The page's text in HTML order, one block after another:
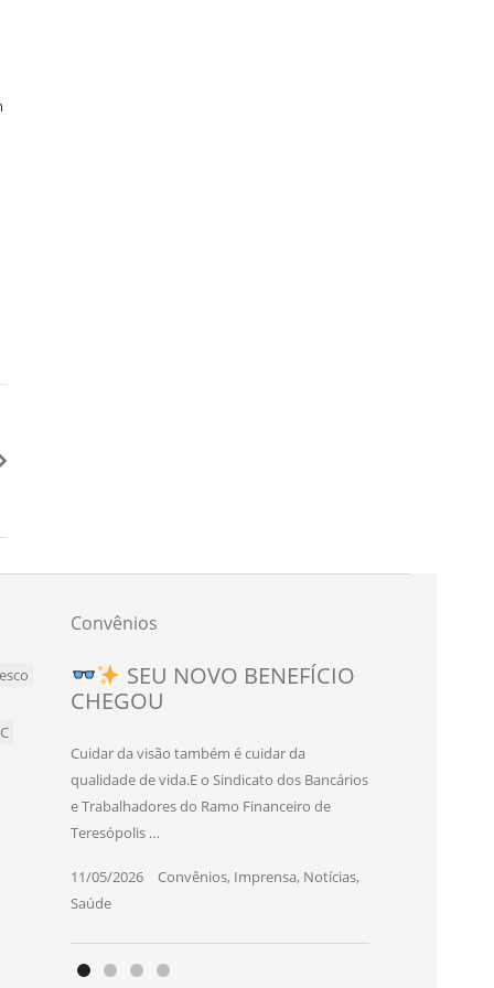
Convênios
SEU NOVO BENEFÍCIO
CHEGOU
Cuidar da visão também é cuidar da
qualidade de vida.E o Sindicato dos Bancários
e Trabalhadores do Ramo Financeiro de
Teresópolis …
11/05/2026 |Convênios, Imprensa, Notícias,
Saúde
Novo convênio para
bancários e bancárias de
O Sindicato dos Bancários e Trabalhadores
do Ramo Financeiro de Teresópolis firmou
um novo convênio com o SEC Studio
06/03/2026